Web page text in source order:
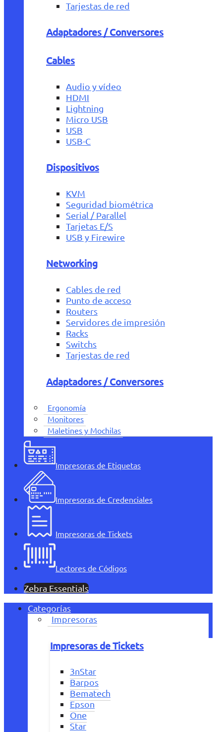
Tarjestas de red
Adaptadores / Conversores
Cables
Audio y vídeo
HDMI
Lightning
Micro USB
USB
USB-C
Dispositivos
KVM
Seguridad biométrica
Serial / Parallel
Tarjetas E/S
USB y Firewire
Networking
Cables de red
Punto de acceso
Routers
Servidores de impresión
Racks
Switchs
Tarjestas de red
Adaptadores / Conversores
Ergonomía
Monitores
Maletines y Mochilas
Impresoras de Etiquetas
Impresoras de Credenciales
Impresoras de Tickets
Lectores de Códigos
Zebra Essentials
Categorías
Impresoras
Impresoras de Tickets
3nStar
Barpos
Bematech
Epson
One
Star